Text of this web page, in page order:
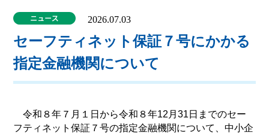
2026.07.03
セーフティネット保証７号にかかる
指定金融機関について
令和８年７月１日から令和８年12月31日までのセー
フティネット保証７号の指定金融機関について、中小企